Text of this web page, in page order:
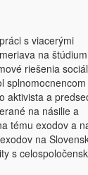
s viacerými
na štúdium
riešenia
aktivista a
na násilie a
tému exodov a
na
s